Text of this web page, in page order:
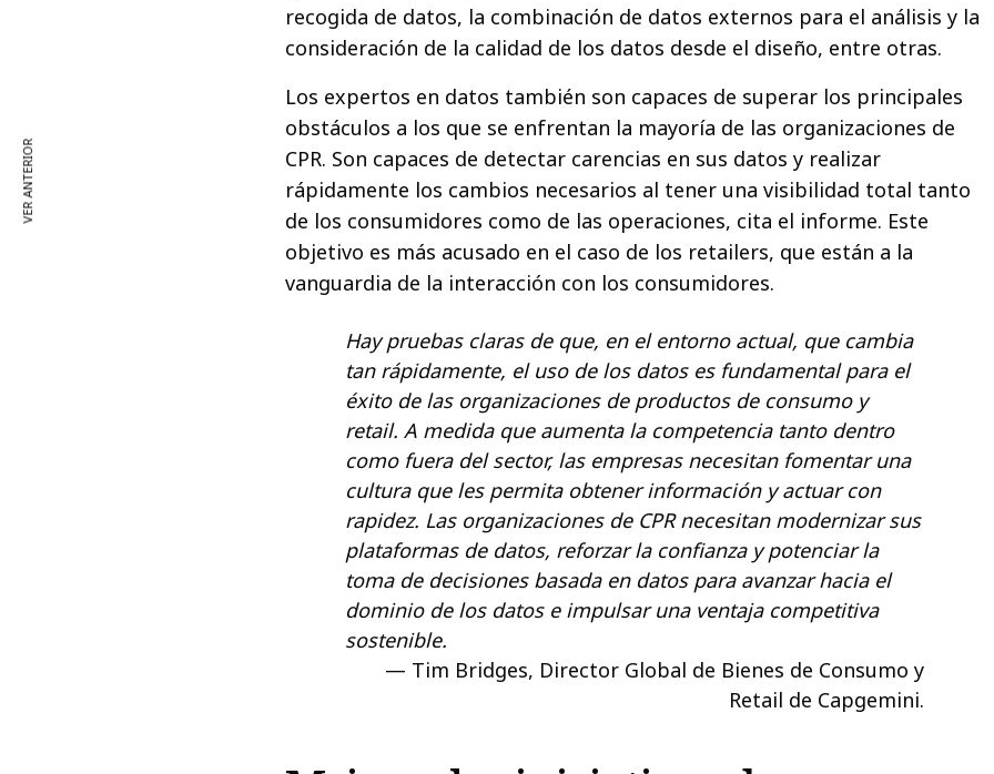
recogida de datos, la combinación de datos externos para el análisis y la
consideración de la calidad de los datos desde el diseño, entre otras.
Los expertos en datos también son capaces de superar los principales
obstáculos a los que se enfrentan la mayoría de las organizaciones de
CPR. Son capaces de detectar carencias en sus datos y realizar
rápidamente los cambios necesarios al tener una visibilidad total tanto
de los consumidores como de las operaciones, cita el informe. Este
objetivo es más acusado en el caso de los retailers, que están a la
vanguardia de la interacción con los consumidores.
Hay pruebas claras de que, en el entorno actual, que cambia
tan rápidamente, el uso de los datos es fundamental para el
éxito de las organizaciones de productos de consumo y
retail. A medida que aumenta la competencia tanto dentro
como fuera del sector, las empresas necesitan fomentar una
cultura que les permita obtener información y actuar con
rapidez. Las organizaciones de CPR necesitan modernizar sus
plataformas de datos, reforzar la confianza y potenciar la
toma de decisiones basada en datos para avanzar hacia el
dominio de los datos e impulsar una ventaja competitiva
sostenible.
Tim Bridges, Director Global de Bienes de Consumo y
Retail de Capgemini.
VER ANTERIOR